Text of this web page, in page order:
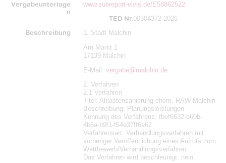
Vergabeunterlage
n
www.subreport-elvis.de/E58862522
TED Nr.00304372-2026
Beschreibung
1. Stadt Malchin
Am Markt 1
17139 Malchin
E-Mail: vergabe@malchin.de
2. Verfahren
2.1 Verfahren
Titel: Altlastensanierung ehem. RAW Malchin
Beschreibung: Planungsleistungen
Kennung des Verfahrens: fbef6632-b60b-
4b5a-b9f1-f54e37ff6e62
Verfahrensart: Verhandlungsverfahren mit
vorheriger Veröffentlichung eines Aufrufs zum
Wettbewerb/Verhandlungsverfahren
Das Verfahren wird beschleunigt: nein